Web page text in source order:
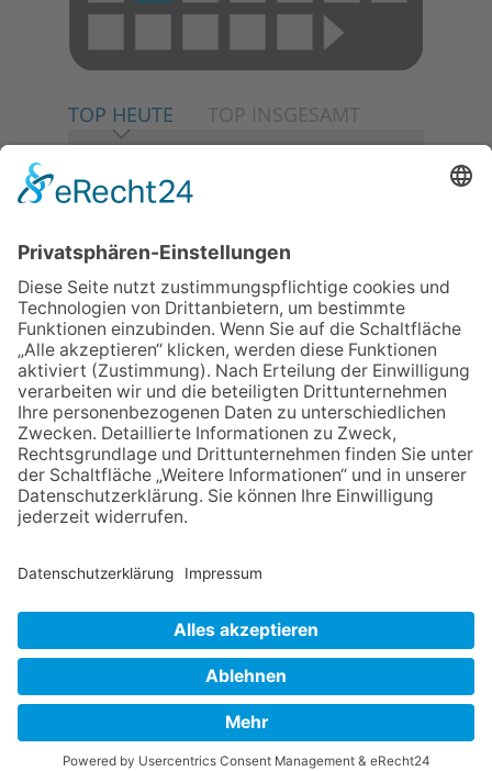
TOP HEUTE TOP INSGESAMT
30.07.2026
Ganz Niederhöchstadt wird zur
Festmeile
06.08.2026
Baustellenführung führt auch in
die Zukunft der Stadt
Königstein
06.08.2026
Klinikforum zum Thema
Karpaltunnelsyndrom
06.08.2026
Gewinnspiel zum Start ins
Schuljahr
NACH OBEN
Datenschutz Netiquette
Powered bynative:media.